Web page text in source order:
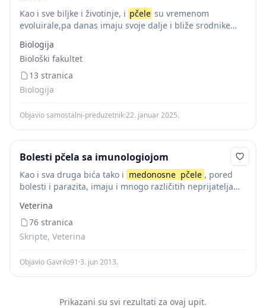
Kao i sve biljke i životinje, i pčele su vremenom
evoluirale,pa danas imaju svoje dalje i bliže srodnike
Zbog svog člankovitog tela svrstane su...
Biologija
Biološki fakultet
13 stranica
Biologija
Objavio samostalni-preduzetnik·22. januar 2025.
Bolesti pčela sa imunologiojom
Kao i sva druga bića tako i medonosne pčele , pored
bolesti i parazita, imaju i mnogo različitih neprijatelja
izvrši određenu preventivnu zaštitu,...
Veterina
76 stranica
Skripte, Veterina
Objavio Gavrilo91·3. jun 2013.
Prikazani su svi rezultati za ovaj upit.